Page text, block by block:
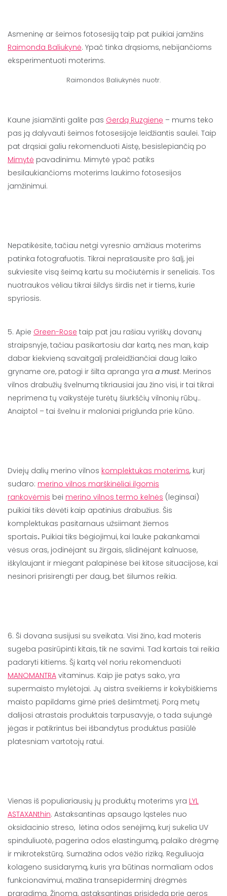
Asmeninę ar šeimos fotosesiją taip pat puikiai įamžins
Raimonda Baliukynė. Ypač tinka drąsioms, nebijančioms
eksperimentuoti moterims.
Raimondos Baliukynės nuotr.
Kaune įsiamžinti galite pas Gerdą Ruzgienę – mums teko
pas ją dalyvauti šeimos fotosesijoje leidžiantis saulei. Taip
pat drąsiai galiu rekomenduoti Aistę, besislepiančią po
Mimytė pavadinimu. Mimytė ypač patiks
besilaukiančioms moterims laukimo fotosesijos
įamžinimui.
Nepatikėsite, tačiau netgi vyresnio amžiaus moterims
patinka fotografuotis. Tikrai neprašausite pro šalį, jei
sukviesite visą šeimą kartu su močiutėmis ir seneliais. Tos
nuotraukos vėliau tikrai šildys širdis net ir tiems, kurie
spyriosis.
5. Apie Green-Rose taip pat jau rašiau vyriškų dovanų
straipsnyje, tačiau pasikartosiu dar kartą, nes man, kaip
dabar kiekvieną savaitgalį praleidžiančiai daug laiko
gryname ore, patogi ir šilta apranga yra a must. Merinos
vilnos drabužių švelnumą tikriausiai jau žino visi, ir tai tikrai
neprimena tų vaikystėje turėtų šiurkščių vilnonių rūbų..
Anaiptol – tai švelnu ir maloniai priglunda prie kūno.
Dviejų dalių merino vilnos komplektukas moterims, kurį
sudaro: merino vilnos marškinėliai ilgomis
rankovėmis bei merino vilnos termo kelnės (leginsai)
puikiai tiks dėvėti kaip apatinius drabužius. Šis
komplektukas pasitarnaus užsiimant žiemos
sportais. Puikiai tiks bėgiojimui, kai lauke pakankamai
vėsus oras, jodinėjant su žirgais, slidinėjant kalnuose,
iškylaujant ir miegant palapinėse bei kitose situacijose, kai
nesinori prisirengti per daug, bet šilumos reikia.
6. Ši dovana susijusi su sveikata. Visi žino, kad moteris
sugeba pasirūpinti kitais, tik ne savimi. Tad kartais tai reikia
padaryti kitiems. Šį kartą vėl noriu rekomenduoti
MANOMANTRA vitaminus. Kaip jie patys sako, yra
supermaisto mylėtojai. Jų aistra sveikiems ir kokybiškiems
maisto papildams gimė prieš dešimtmetį. Porą metų
dalijosi atrastais produktais tarpusavyje, o tada sujungė
jėgas ir patikrintus bei išbandytus produktus pasiūlė
platesniam vartotojų ratui.
Vienas iš populiariausių jų produktų moterims yra LYL
ASTAXANthin. Astaksantinas apsaugo ląsteles nuo
oksidacinio streso, lėtina odos senėjimą, kurį sukelia UV
spinduliuotė, pagerina odos elastingumą, palaiko drėgmę
ir mikrotekstūrą. Sumažina odos vėžio riziką. Reguliuoja
kolageno susidarymą, kuris yra būtinas normaliam odos
funkcionavimui, mažina transepiderminį drėgmės
praradimą. Žinoma, astaksantinas prisideda prie geros